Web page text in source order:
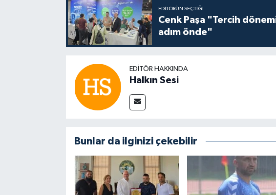
EDITÖRÜN SEÇTIĞI
Cenk Paşa "Tercih
adım önde"
EDITÖR HAKKINDA
Halkın Sesi
Bunlar da ilginizi çekebilir